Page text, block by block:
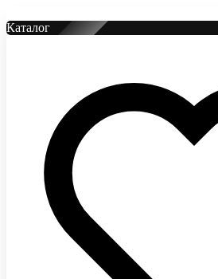
Каталог